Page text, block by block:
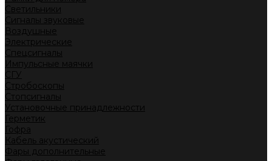
Светильники
Сигналы звуковые
Воздушные
Электрические
Спецсигналы
Импульсные маячки
СГУ
Стробоскопы
Стопсигналы
Установочные принадлежности
Герметик
Гофра
Кабель акустический
Фары дополнительные